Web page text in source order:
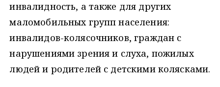
инвалидность, а также для других
маломобильных групп населения:
инвалидов-колясочников, граждан с
нарушениями зрения и слуха, пожилых
людей и родителей с детскими колясками.